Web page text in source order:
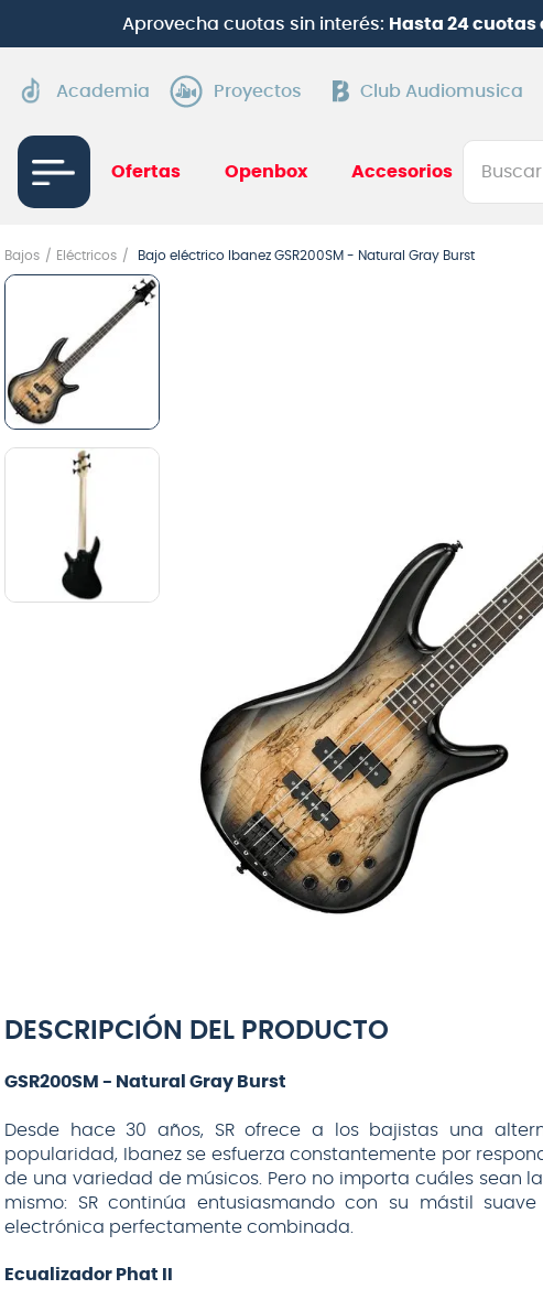
Aprovecha cuotas sin interés: Hasta 24 cuotas
Academia Proyectos Club Audiomusica
Ofertas Openbox Accesorios
Buscar
Bajos Eléctricos Bajo eléctrico Ibanez GSR200SM - Natural Gray Burst
DESCRIPCIÓN DEL PRODUCTO
GSR200SM - Natural Gray Burst
Desde hace 30 años, SR ofrece a los bajistas una
popularidad, Ibanez se esfuerza constantemente por
de una variedad de músicos. Pero no importa cuáles sean
mismo: SR continúa entusiasmando con su mástil
electrónica perfectamente combinada.
Ecualizador Phat II
1.
guitarra
9.
micrófono
violin